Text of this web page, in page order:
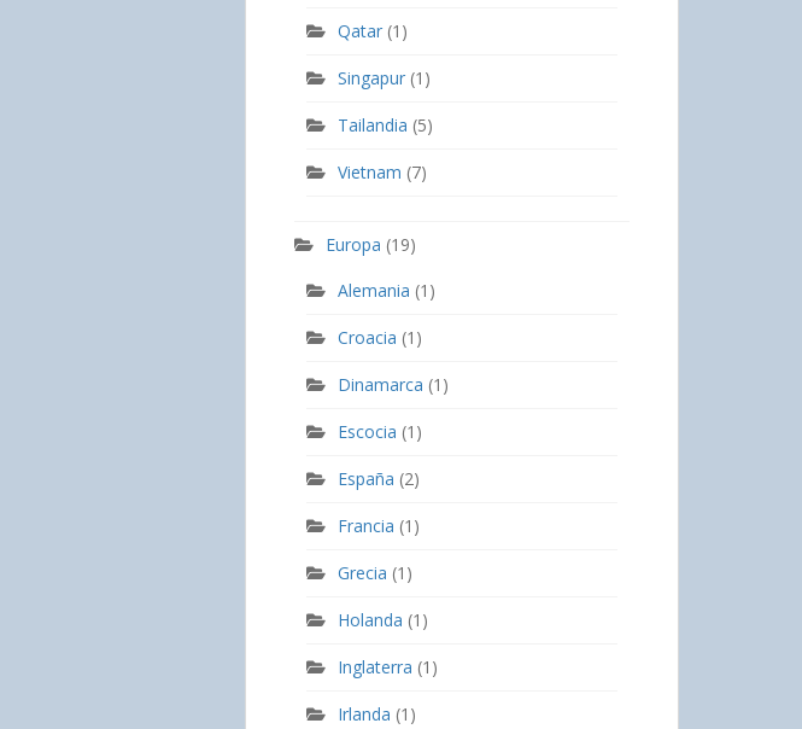
Qatar (1)
Singapur (1)
Tailandia (5)
Vietnam (7)
Europa (19)
Alemania (1)
Croacia (1)
Dinamarca (1)
Escocia (1)
España (2)
Francia (1)
Grecia (1)
Holanda (1)
Inglaterra (1)
Irlanda (1)